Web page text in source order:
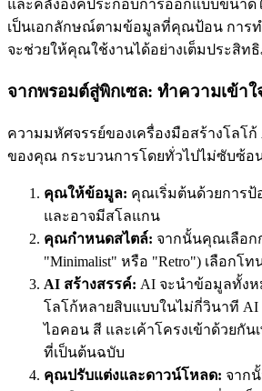
และคลังองค์ประกอบการออกแบบขนาด
เป็นเอกลักษณ์ตามข้อมูลที่คุณป้อน การท
จะช่วยให้คุณใช้งานได้อย่างเต็มประสิท
จากพรอมต์สู่พิกเซล: ทำความเข้า
ความมหัศจรรย์ของเครื่องมือสร้างโลโ
ของคุณ กระบวนการโดยทั่วไปไม่ซับซ้อ
คุณให้ข้อมูล: คุณเริ่มต้นด้วยการ
และอาจมีสโลแกน
คุณกำหนดสไตล์: จากนั้นคุณเลือก
"Minimalist" หรือ "Retro") เลือกโ
AI สร้างสรรค์: AI จะนำข้อมูลทั้ง
โลโก้หลายสิบแบบในไม่กี่วินาที
ไอคอน สี และเค้าโครงเข้าด้วยกัน
ที่เป็นต้นฉบับ
คุณปรับแต่งและดาวน์โหลด: จาก